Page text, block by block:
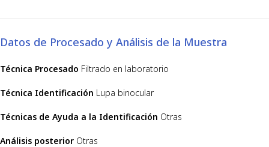
Datos de Procesado y Análisis de la Muestra
Técnica Procesado Filtrado en laboratorio
Técnica Identificación Lupa binocular
Técnicas de Ayuda a la Identificación Otras
Análisis posterior Otras